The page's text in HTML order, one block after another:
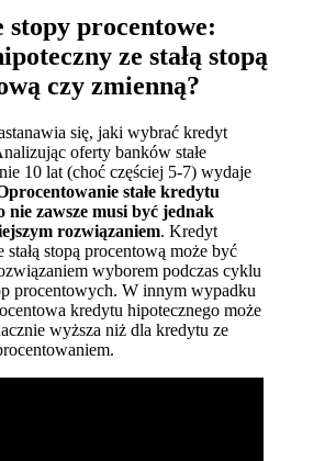
stopy procentowe:
ze stałą stopą
czy zmienną?
się, jaki wybrać kredyt
oferty banków stałe
10 lat (choć częściej 5-7) wydaje
stałe kredytu
nie zawsze musi być jednak
rozwiązaniem. Kredyt
stałą stopą procentową może być
wyborem podczas cyklu
procentowych. W innym wypadku
kredytu hipotecznego może
wyższa niż dla kredytu ze